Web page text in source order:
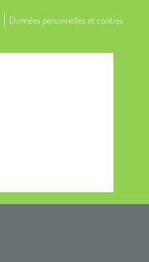
Données personnelles et cookies